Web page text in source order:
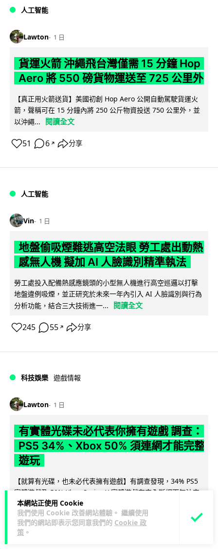
本網站正使用 Cookie
我們使用 Cookie 改善網站體驗。 繼續使用
我們的網站即表示您同意我們的 Cookie 政
策 。
人工智能
Lawton 1 日
貨運火箭 沖繩飛台灣僅需 15 分鐘 Hop
Aero 將 550 磅貨物運送至 725 公里外
【真正用火箭送貨】美國初創 Hop Aero 公開自動駕駛貨運火
箭，聲稱可在 15 分鐘內將 250 公斤物資投送 750 公里外，並
以沖繩...
閱讀全文
51 6 ↗ 分享
人工智能
Vin 1 日
地盤偷吸煙難逃高空法眼 勞工處出動熱
感無人機 擬加 AI 人臉識別精準執法
勞工處投入配備熱感應鏡頭的小型無人機進行高空巡邏以打擊
地盤違例吸煙，並正研究於未來一年內引入 AI 人臉識別與行為
分析功能，結合三大技術進一...
閱讀全文
245 55 ↗ 分享
科技娛樂 遊戲情報
Lawton 1 日
有實體光碟未必代表你擁有遊戲 調查：
PS5 34%、Xbox 50% 須連網才能完整
遊玩
【就算有光碟，也未必代表擁有遊戲】有調查發現，34% PS5
實體遊戲及 50% Xbox Series X 實體遊戲在完全斷網下無法完
整遊... 閱讀全文
215 113↗ 分享